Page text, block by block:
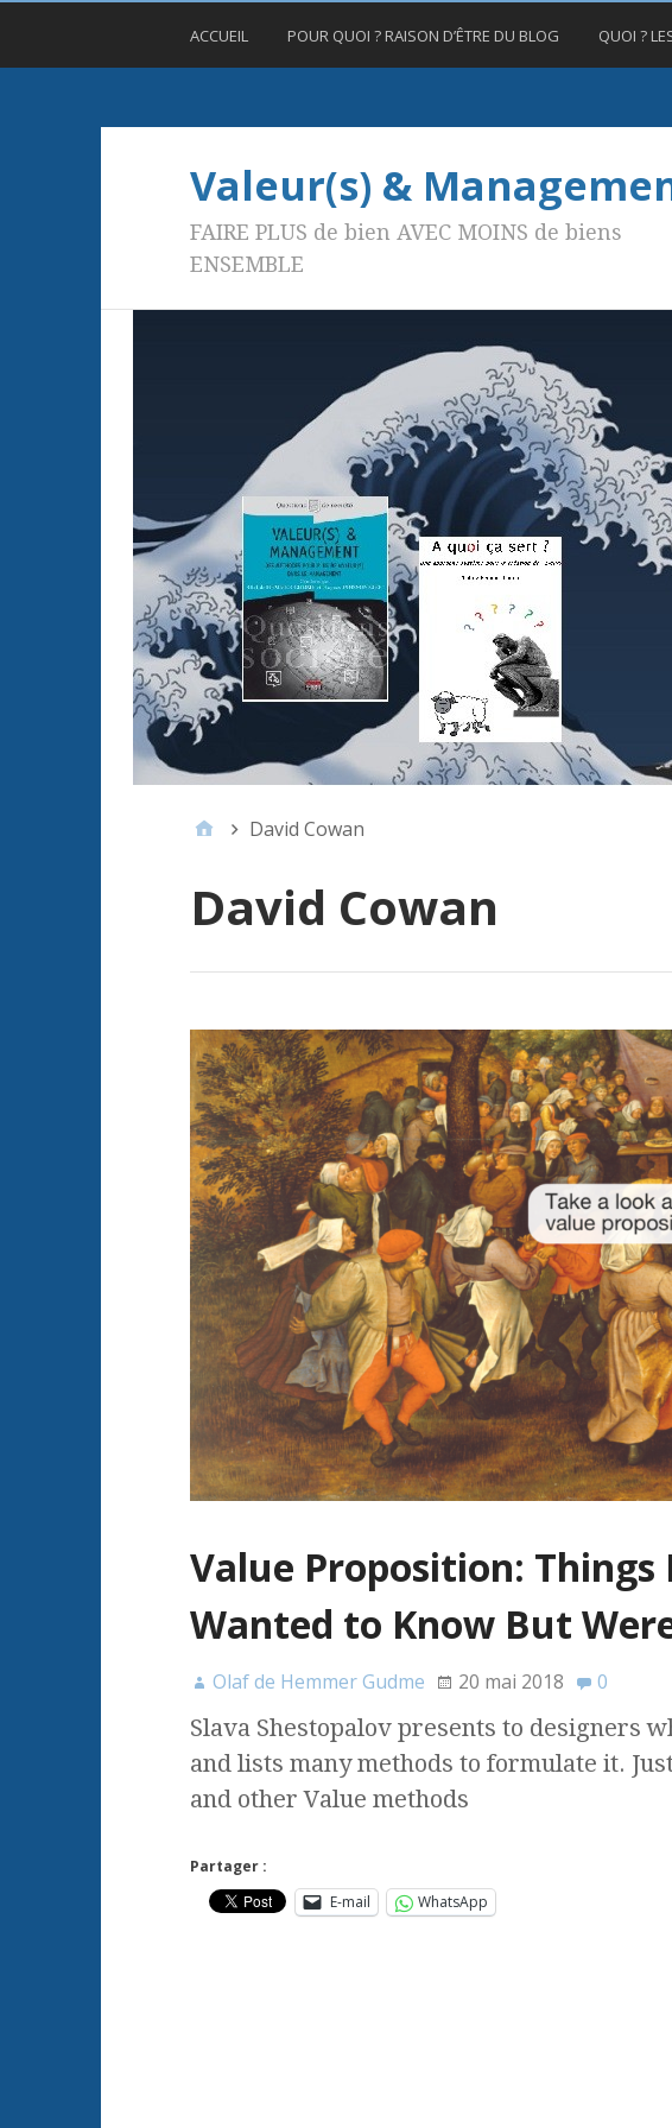
ACCUEIL POUR QUOI ? RAISON D’ÊTRE DU BLOG QUOI ?
Valeur(s) &
FAIRE PLUS de bien AVEC MOINS de biens
ENSEMBLE
David Cowan
David Cowan
Value Proposition: Things
Wanted to Know But
Olaf de Hemmer Gudme 20 mai 2018 0
Slava Shestopalov presents to designers
and lists many methods to formulate it.
and other Value methods
Partager :
E-mail
WhatsApp